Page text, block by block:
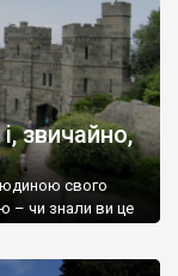
звичайно,
свого
– чи знали ви це